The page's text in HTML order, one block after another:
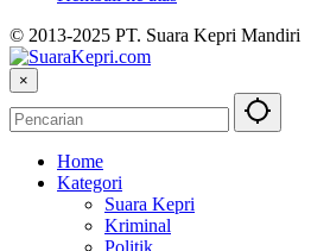
© 2013-2025 PT. Suara Kepri Mandiri
×
Home
Kategori
Suara Kepri
Kriminal
Politik